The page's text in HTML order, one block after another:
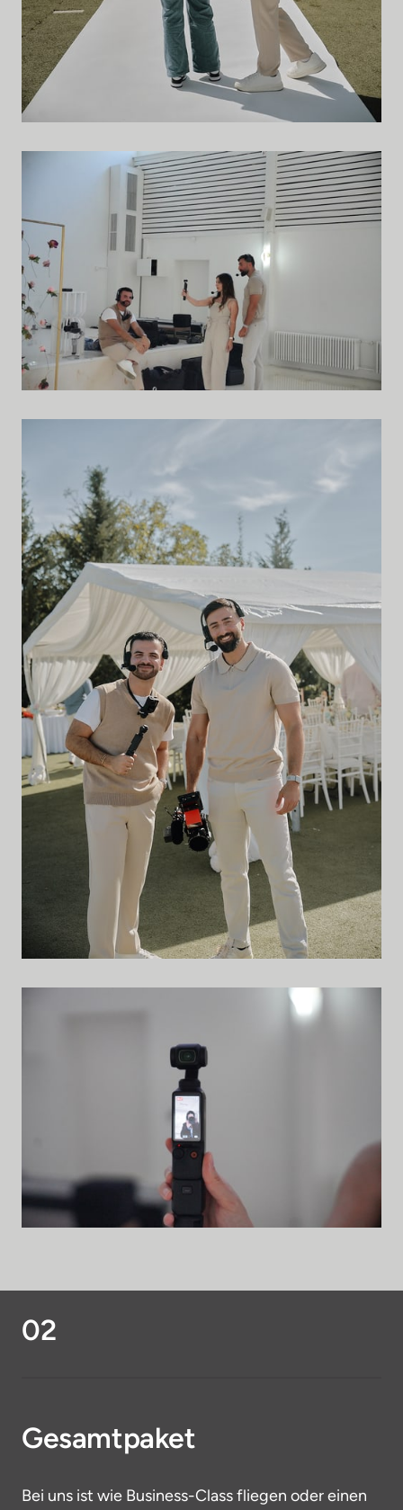
02
Gesamtpaket
Bei uns ist wie Business-Class fliegen oder einen